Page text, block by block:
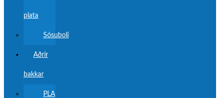
plata
Sósuboli
Aðrir
bakkar
PLA